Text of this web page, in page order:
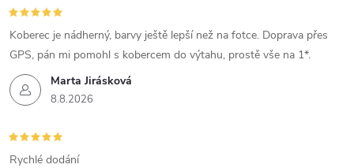
Marta Jirásková
8.8.2026
Koberec je nádherný, barvy ještě lepší než na fotce. Doprava přes
GPS, pán mi pomohl s kobercem do výtahu, prostě vše na 1*.
Rychlé dodání